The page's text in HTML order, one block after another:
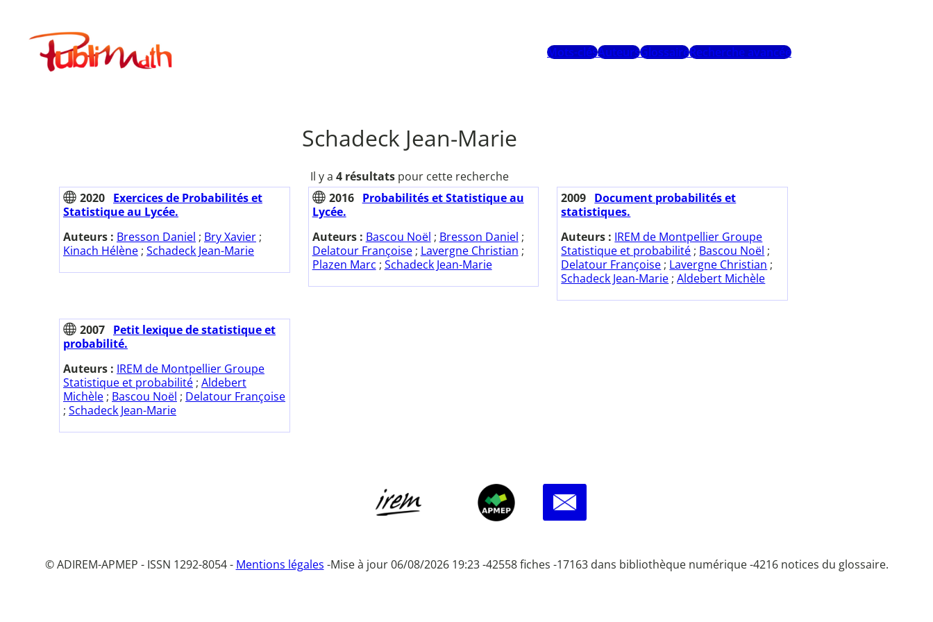
contenuPublimath
Mots-clésAuteursGlossaireRecherche avancée
Schadeck Jean-Marie
Il y a 4 résultats pour cette recherche
2020 Exercices de Probabilités et
Statistique au Lycée.
Auteurs : Bresson Daniel ; Bry Xavier ;
Kinach Hélène ; Schadeck Jean-Marie
2016
Probabilités et Statistique au
Lycée.
Auteurs : Bascou Noël ; Bresson Daniel ;
Delatour Françoise; Lavergne Christian ;
Plazen Marc ; Schadeck Jean-Marie
2009 Document probabilités et
statistiques.
Auteurs : IREM de Montpellier Groupe
Statistique et probabilité ; Bascou Noël ;
Delatour Françoise ; Lavergne Christian ;
Schadeck Jean-Marie ;Aldebert Michèle
2007 Petit lexique de statistique et
probabilité.
Auteurs : IREM de Montpellier Groupe
Statistique et probabilité ; Aldebert
Michèle ; Bascou Noël ; Delatour Françoise
; Schadeck Jean-Marie
© ADIREM-APMEP - ISSN 1292-8054 - Mentions légales -Mise à jour 06/08/2026 19:23 -42558 fiches -17163 dans bibliothèque numérique -4216 notices du glossaire.